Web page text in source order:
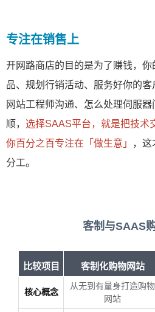
专注在销售上
开网路商店的目的是为了赚钱，
品、规划行销活动、服务好你的
网站工程师沟通、怎么处理伺服
顺， 选择SAAS平台，就是把技术
你百分之百专注在「做生意」
，这
分工。
客制与SAAS
比较项目 客制化购物网站
核心概念
从无到有量身打造购物
网站